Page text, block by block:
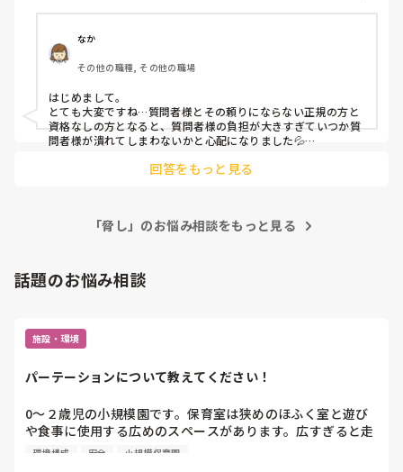
幼児クラスなので、行事もあり、一緒に業務を進めていかな
くてはならないのですが、あと5ヶ月ほどどうやって関わっ
ていけばいいのでしょうか。
同じ経験をしたことがある方からの意見、アドバイスが欲し
いです。
・1ヶ月に1度は必ず当日欠勤あり。(体調不良のため)
・後々、他の職員から「メンタルに波があって…」と、今ま
・伝えておいた事を忘れやすい。クラスの連絡ノートもある
が確認せず、抜けることが多い。
ね、ちゃんと座ってないと〇〇先生は呼んでくれないよな
ど）ポジティブな声掛けをして欲しいと伝えているが改善さ
・私が休みの時や、一時的に部屋にいないときに怪我が起こ
正直、メンタルの問題と言われたらこちらからも何も言えな
なか
その他の職種, その他の職場
はじめまして。
とても大変ですね…質問者様とその頼りにならない正規の方と
資格なしの方となると、質問者様の負担が大きすぎていつか質
問者様が潰れてしまわないかと心配になりました💦
であるにも関わらず、文章を読む限りその方は周りがよく見え
ってもらわないといけません。
に…」と余計にしんどくなりそうな気がします💦
「⚪︎⚪︎先生が苦手」を全面に出してしまうと反感をかわれてし
私自身我慢して耐えていたらプツッときれてしまい、心身共に
限界をむかえてしまったので…
とも心配です
回答をもっと見る
「脅し」のお悩み相談をもっと見る
話題のお悩み相談
施設・環境
パーテーションについて教えてください！
0〜２歳児の小規模園です。保育室は狭めのほふく室と遊び
や食事に使用する広めのスペースがあります。広すぎると走
り回ったりして落ち着かないので、活動によってパーテーシ
環境構成 安全 小規模保育園